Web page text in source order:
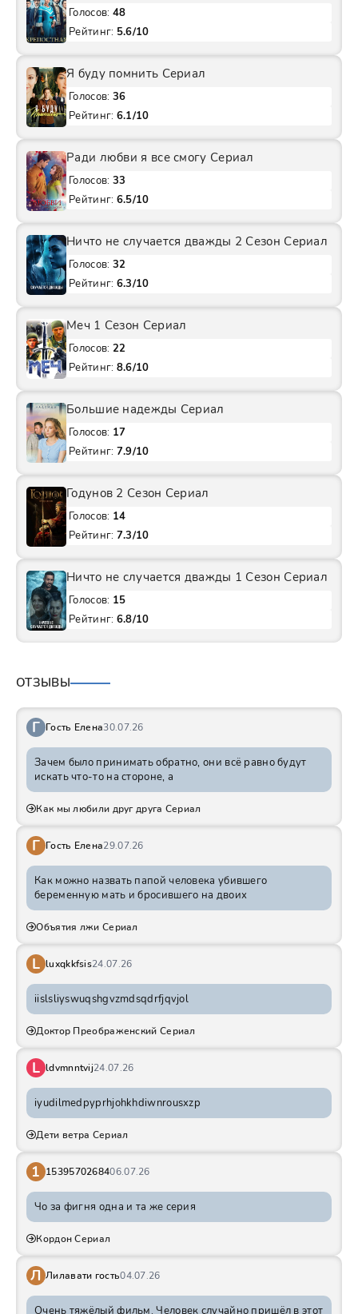
Голосов: 48
Рейтинг: 5.6/10
Я буду помнить Сериал
Голосов: 36
Рейтинг: 6.1/10
Ради любви я все смогу Сериал
Голосов: 33
Рейтинг: 6.5/10
Ничто не случается дважды 2 Сезон Сериал
Голосов: 32
Рейтинг: 6.3/10
Меч 1 Сезон Сериал
Голосов: 22
Рейтинг: 8.6/10
Большие надежды Сериал
Голосов: 17
Рейтинг: 7.9/10
Годунов 2 Сезон Сериал
Голосов: 14
Рейтинг: 7.3/10
Ничто не случается дважды 1 Сезон Сериал
Голосов: 15
Рейтинг: 6.8/10
ОТЗЫВЫ
Г Гость Елена30.07.26
Зачем было принимать обратно, они всё равно будут
искать что-то на стороне, а
Как мы любили друг друга Сериал
Г Гость Елена29.07.26
Как можно назвать папой человека убившего
беременную мать и бросившего на двоих
Объятия лжи Сериал
L luxqkkfsis24.07.26
iislsliyswuqshgvzmdsqdrfjqvjol
Доктор Преображенский Сериал
L ldvmnntvij24.07.26
iyudilmedpyprhjohkhdiwnrousxzp
Дети ветра Сериал
1 1539570268406.07.26
Чо за фигня одна и та же серия
Кордон Сериал
Л Лилавати гость04.07.26
Очень тяжёлый фильм. Человек случайно пришёл в этот